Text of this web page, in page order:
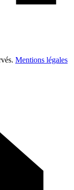
Mentions légales